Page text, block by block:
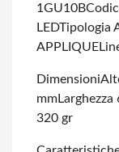
1GU10B
LEDTipologia
APPLIQUE
Dimensioni
mmLarghezza
320 gr